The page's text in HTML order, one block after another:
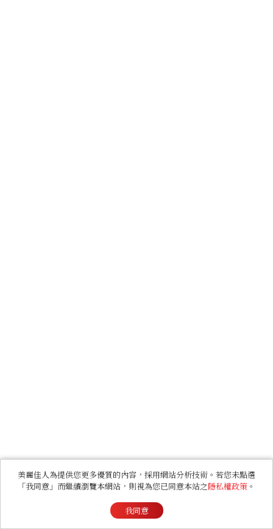
美麗佳人為提供您更多優質的內容，採用網站分析技術。若您未點選
「我同意」而繼續瀏覽本網站，則視為您已同意本站之隱私權政策 。
我同意